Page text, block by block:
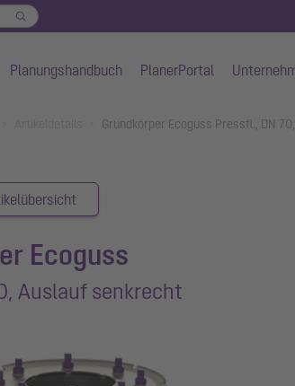
Planungshandbuch PlanerPortal
Grundkörper Ecoguss Pressfl., DN
Ecoguss
Auslauf senkrecht